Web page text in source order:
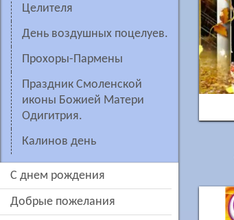
Целителя
День воздушных поцелуев.
Прохоры-Пармены
Праздник Смоленской
иконы Божией Матери
Одигитрия.
Калинов день
c днем рождения
добрые пожелания